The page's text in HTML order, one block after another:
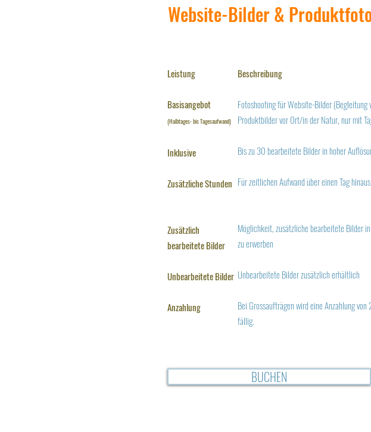
Website-Bilder &
Leistung
Basisangebot
(Halbtages- bis Tagesaufwand)
Inklusive
Zusätzliche Stunden
Zusätzlich
bearbeitete Bilder
Unbearbeitete Bilder
Anzahlung
Beschreibung
Fotoshooting für Website-Bilder (Begleitung
Produktbilder vor Ort/in der Natur, nur mit
Bis zu 30 bearbeitete Bilder in hoher
Für zeitlichen Aufwand über einen Tag hinaus
Möglichkeit, zusätzliche bearbeitete Bilder
zu erwerben
Unbearbeitete Bilder zusätzlich erhältlich
Bei Grossaufträgen wird eine Anzahlung
fällig.
BUCHEN